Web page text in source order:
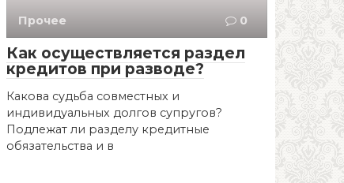
Прочее 0
Как осуществляется раздел
кредитов при разводе?
Какова судьба совместных и
индивидуальных долгов супругов?
Подлежат ли разделу кредитные
обязательства и в